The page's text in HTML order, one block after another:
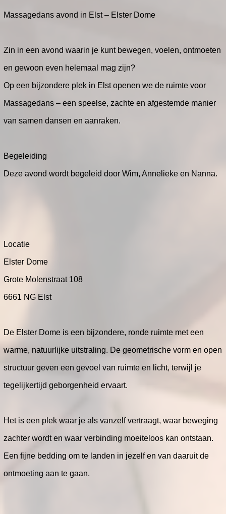
Massagedans avond in Elst – Elster Dome
Zin in een avond waarin je kunt bewegen, voelen, ontmoeten
en gewoon even helemaal mag zijn?
Op een bijzondere plek in Elst openen we de ruimte voor
Massagedans – een speelse, zachte en afgestemde manier
van samen dansen en aanraken.
Begeleiding
Deze avond wordt begeleid door Wim, Annelieke en Nanna.
Locatie
Elster Dome
Grote Molenstraat 108
6661 NG Elst
De Elster Dome is een bijzondere, ronde ruimte met een
warme, natuurlijke uitstraling. De geometrische vorm en open
structuur geven een gevoel van ruimte en licht, terwijl je
tegelijkertijd geborgenheid ervaart.
Het is een plek waar je als vanzelf vertraagt, waar beweging
zachter wordt en waar verbinding moeiteloos kan ontstaan.
Een fijne bedding om te landen in jezelf en van daaruit de
ontmoeting aan te gaan.